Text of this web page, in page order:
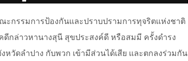
ณะกรรมการป้องกันและปราบปรามการทุจริตแห่งชาติ
ดีกล่าวหานางสุนี สุขประสงค์ดี หรือสมมี ครั้งดำรง
วัดลำปาง กับพวก เข้ามีส่วนได้เสีย และตกลงร่วมกัน